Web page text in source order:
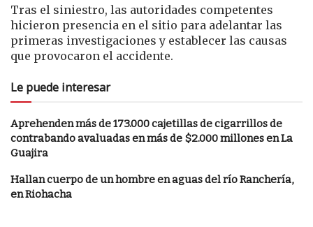
Tras el siniestro, las autoridades competentes
hicieron presencia en el sitio para adelantar las
primeras investigaciones y establecer las causas
que provocaron el accidente.
Le puede interesar
Aprehenden más de 173.000 cajetillas de cigarrillos de
contrabando avaluadas en más de $2.000 millones en La
Guajira
Hallan cuerpo de un hombre en aguas del río Ranchería,
en Riohacha